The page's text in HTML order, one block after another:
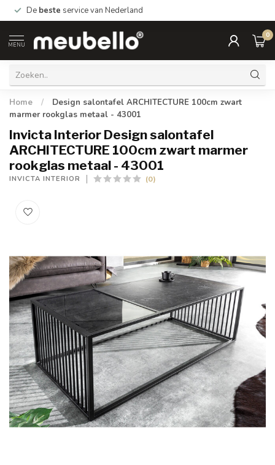
De beste service van Nederland
MENU
0
Home /
Design salontafel ARCHITECTURE 100cm zwart
marmer rookglas metaal - 43001
Invicta Interior Design salontafel
ARCHITECTURE 100cm zwart marmer
rookglas metaal - 43001
INVICTA INTERIOR (0)